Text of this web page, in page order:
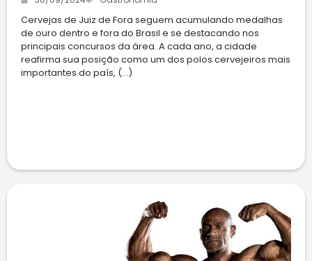
Cervejas de Juiz de Fora seguem acumulando medalhas
de ouro dentro e fora do Brasil e se destacando nos
principais concursos da área. A cada ano, a cidade
reafirma sua posição como um dos polos cervejeiros mais
importantes do país, (...)